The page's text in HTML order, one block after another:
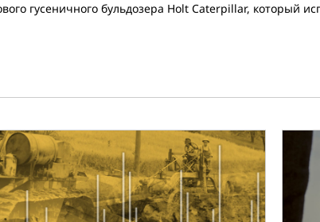
гусеничного бульдозера Holt Caterpillar, который